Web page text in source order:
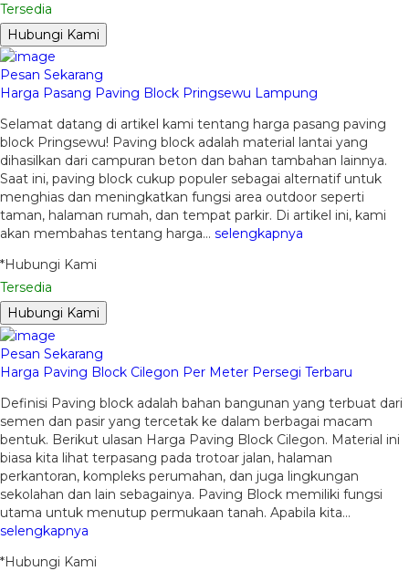
Tersedia
Hubungi Kami
Pesan Sekarang
Harga Pasang Paving Block Pringsewu Lampung
Selamat datang di artikel kami tentang harga pasang paving
block Pringsewu! Paving block adalah material lantai yang
dihasilkan dari campuran beton dan bahan tambahan lainnya.
Saat ini, paving block cukup populer sebagai alternatif untuk
menghias dan meningkatkan fungsi area outdoor seperti
taman, halaman rumah, dan tempat parkir. Di artikel ini, kami
akan membahas tentang harga… selengkapnya
*Hubungi Kami
Tersedia
Hubungi Kami
Pesan Sekarang
Harga Paving Block Cilegon Per Meter Persegi Terbaru
Definisi Paving block adalah bahan bangunan yang terbuat dari
semen dan pasir yang tercetak ke dalam berbagai macam
bentuk. Berikut ulasan Harga Paving Block Cilegon. Material ini
biasa kita lihat terpasang pada trotoar jalan, halaman
perkantoran, kompleks perumahan, dan juga lingkungan
sekolahan dan lain sebagainya. Paving Block memiliki fungsi
utama untuk menutup permukaan tanah. Apabila kita…
selengkapnya
*Hubungi Kami